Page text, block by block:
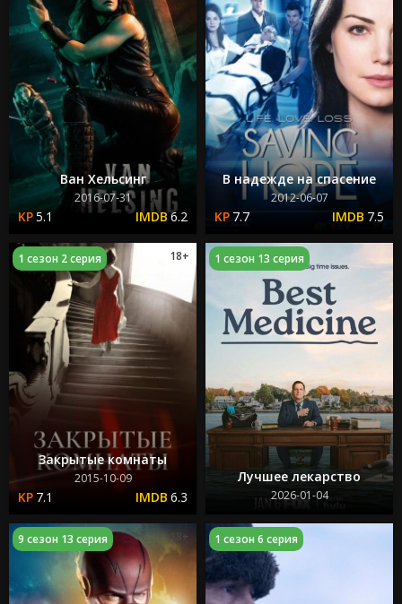
Ван Хельсинг
2016-07-31
5.1 6.2
В надежде на спасение
2012-06-07
7.7 7.5
Закрытые комнаты
2015-10-09
7.1 6.3
1 сезон 2 серия 18+
Лучшее лекарство
2026-01-04
1 сезон 13 серия
9 сезон 13 серия 18+ 1 сезон 6 серия